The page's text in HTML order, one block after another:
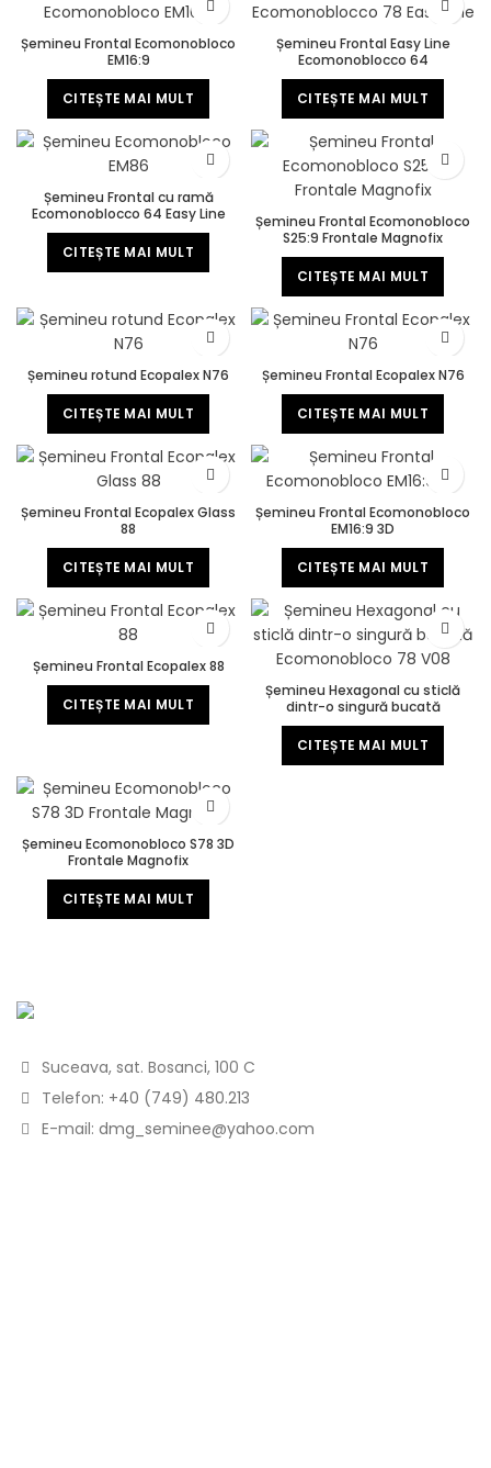
Șemineu Frontal Ecomonobloco
EM16:9
CITEȘTE MAI MULT
Șemineu Frontal Easy Line
Ecomonoblocco 64
CITEȘTE MAI MULT
Șemineu Frontal cu ramă
Ecomonoblocco 64 Easy Line
CITEȘTE MAI MULT
Șemineu Frontal Ecomonobloco
S25:9 Frontale Magnofix
CITEȘTE MAI MULT
Șemineu rotund Ecopalex N76
CITEȘTE MAI MULT
Șemineu Frontal Ecopalex N76
CITEȘTE MAI MULT
Șemineu Frontal Ecopalex Glass
88
CITEȘTE MAI MULT
Șemineu Frontal Ecomonobloco
EM16:9 3D
CITEȘTE MAI MULT
Șemineu Frontal Ecopalex 88
CITEȘTE MAI MULT
Șemineu Hexagonal cu sticlă
dintr-o singură bucată
Ecomonobloco 78 V08
CITEȘTE MAI MULT
Șemineu Ecomonobloco S78 3D
Frontale Magnofix
CITEȘTE MAI MULT
Suceava, sat. Bosanci, 100 C
Telefon: +40 (749) 480.213
E-mail: dmg_seminee@yahoo.com